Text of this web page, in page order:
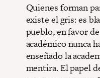
Quienes forman
existe el gris: es
pueblo, en favor
académico nunca
enseñado la
mentira. El papel